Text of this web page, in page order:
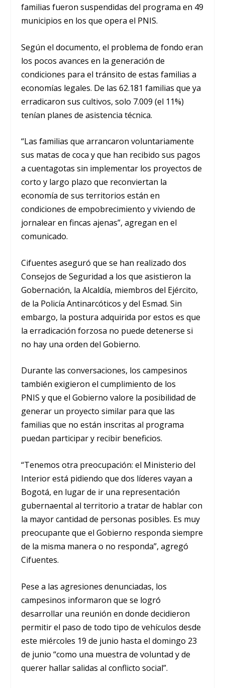
familias fueron suspendidas del programa en 49
municipios en los que opera el PNIS.
Según el documento, el problema de fondo eran
los pocos avances en la generación de
condiciones para el tránsito de estas familias a
economías legales. De las 62.181 familias que ya
erradicaron sus cultivos, solo 7.009 (el 11%)
tenían planes de asistencia técnica.
“Las familias que arrancaron voluntariamente
sus matas de coca y que han recibido sus pagos
a cuentagotas sin implementar los proyectos de
corto y largo plazo que reconviertan la
economía de sus territorios están en
condiciones de empobrecimiento y viviendo de
jornalear en fincas ajenas”, agregan en el
comunicado.
Cifuentes aseguró que se han realizado dos
Consejos de Seguridad a los que asistieron la
Gobernación, la Alcaldía, miembros del Ejército,
de la Policía Antinarcóticos y del Esmad. Sin
embargo, la postura adquirida por estos es que
la erradicación forzosa no puede detenerse si
no hay una orden del Gobierno.
Durante las conversaciones, los campesinos
también exigieron el cumplimiento de los
PNIS y que el Gobierno valore la posibilidad de
generar un proyecto similar para que las
familias que no están inscritas al programa
puedan participar y recibir beneficios.
“Tenemos otra preocupación: el Ministerio del
Interior está pidiendo que dos líderes vayan a
Bogotá, en lugar de ir una representación
gubernaental al territorio a tratar de hablar con
la mayor cantidad de personas posibles. Es muy
preocupante que el Gobierno responda siempre
de la misma manera o no responda”, agregó
Cifuentes.
Pese a las agresiones denunciadas, los
campesinos informaron que se logró
desarrollar una reunión en donde decidieron
permitir el paso de todo tipo de vehículos desde
este miércoles 19 de junio hasta el domingo 23
de junio “como una muestra de voluntad y de
querer hallar salidas al conflicto social”.